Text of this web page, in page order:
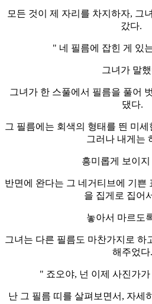
모든 것이 제 자리를 차지하자, 그
갔다.
" 네 필름에 잡힌 게 있
그녀가 말
그녀가 한 스풀에서 필름을 풀어
댔다.
그 필름에는 회색의 형태를 띈 미
그러나 내게는
흥미롭게 보이지
반면에 완다는 그 네거티브에 기쁜
을 집게로 집어
놓아서 마르도
그녀는 다른 필름도 마찬가지로 하
해주었다.
" 죠오야, 넌 이제 사진가
난 그 필름 띠를 살펴보면서, 자세